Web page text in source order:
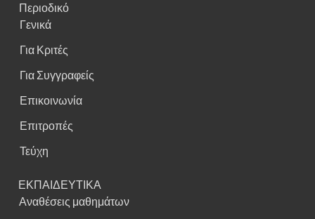
Περιοδικό
Γενικά
Για Κριτές
Για Συγγραφείς
Επικοινωνία
Επιτροπές
Τεύχη
ΕΚΠΑΙΔΕΥΤΙΚΑ
Αναθέσεις μαθημάτων